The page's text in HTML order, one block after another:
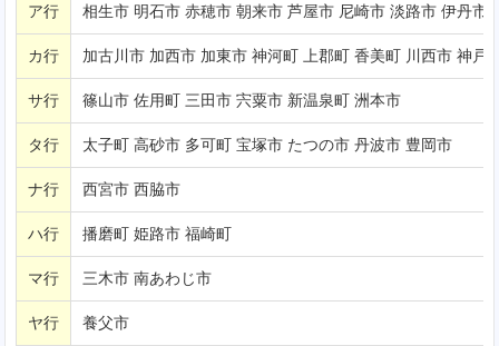
ア行 相生市 明石市 赤穂市 朝来市 芦屋市 尼崎市 淡路市 伊丹市
カ行 加古川市 加西市 加東市 神河町 上郡町 香美町 川西市 神戸
サ行 篠山市 佐用町 三田市 宍粟市 新温泉町 洲本市
タ行 太子町 高砂市 多可町 宝塚市 たつの市 丹波市 豊岡市
ナ行 西宮市 西脇市
ハ行 播磨町 姫路市 福崎町
マ行 三木市 南あわじ市
ヤ行 養父市